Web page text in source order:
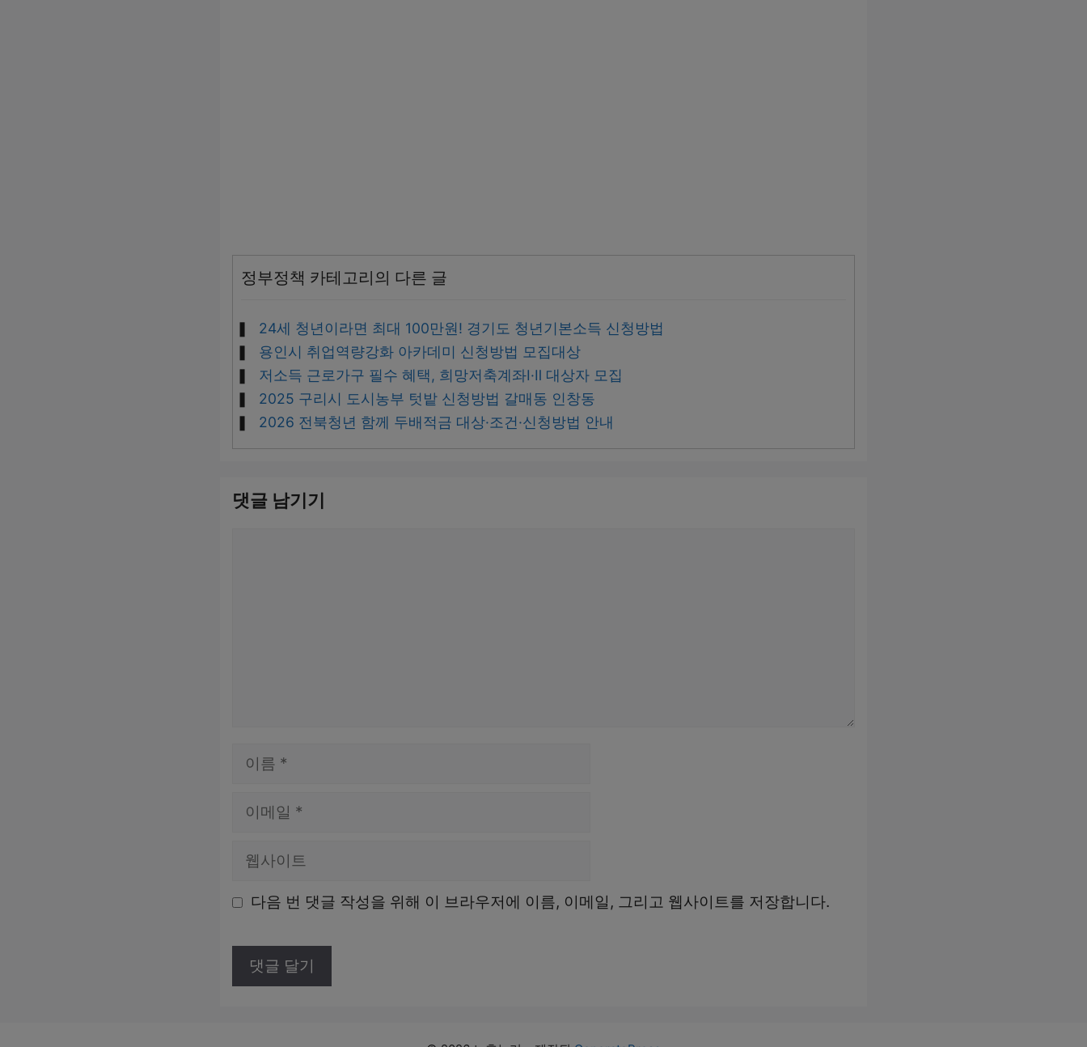
정부정책 카테고리의 다른 글
24세 청년이라면 최대 100만원! 경기도 청년기본소득 신청방법
용인시 취업역량강화 아카데미 신청방법 모집대상
저소득 근로가구 필수 혜택, 희망저축계좌Ⅰ·Ⅱ 대상자 모집
2025 구리시 도시농부 텃밭 신청방법 갈매동 인창동
2026 전북청년 함께 두배적금 대상·조건·신청방법 안내
댓글 남기기
일
이 다음 번 댓글 작성을 위해 이 브라우저에 이름, 이메일, 그리고 웹사이트를 저장합니다.